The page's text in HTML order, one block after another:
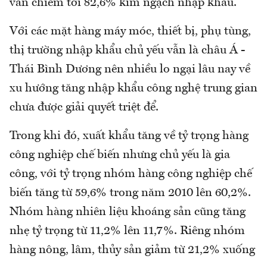
vẫn chiếm tới 82,6% kim ngạch nhập khẩu.
Với các mặt hàng máy móc, thiết bị, phụ tùng,
thị trường nhập khẩu chủ yếu vẫn là châu Á -
Thái Bình Dương nên nhiều lo ngại lâu nay về
xu hướng tăng nhập khẩu công nghệ trung gian
chưa được giải quyết triệt để.
Trong khi đó, xuất khẩu tăng về tỷ trọng hàng
công nghiệp chế biến nhưng chủ yếu là gia
công, với tỷ trọng nhóm hàng công nghiệp chế
biến tăng từ 59,6% trong năm 2010 lên 60,2%.
Nhóm hàng nhiên liệu khoáng sản cũng tăng
nhẹ tỷ trọng từ 11,2% lên 11,7%. Riêng nhóm
hàng nông, lâm, thủy sản giảm từ 21,2% xuống